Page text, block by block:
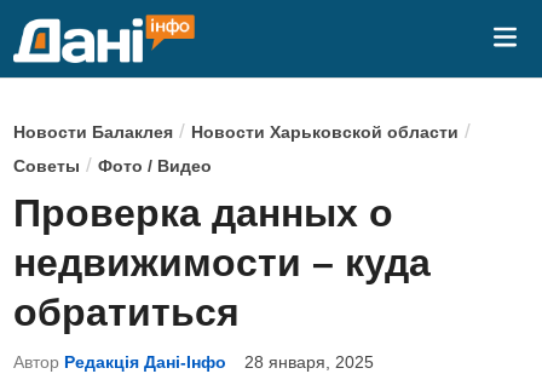
О
п
у
б
л
и
к
о
Новости Балаклея / Новости Харьковской области /
Советы /Фото / Видео
Проверка данных о
недвижимости – куда
обратиться
Автор Редакція Дані-Інфо 28 января, 2025